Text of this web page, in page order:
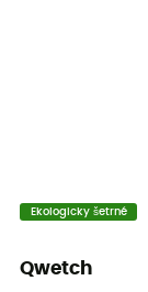
Ekologicky šetrné
Qwetch